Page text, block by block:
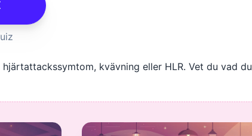
kvävning eller HLR. Vet du vad du